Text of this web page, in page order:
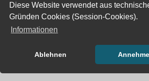
Diese Website verwendet aus
Gründen Cookies (Session-Cookies).
Informationen
Ablehnen